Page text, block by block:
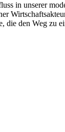
in unserer
den Weg zu